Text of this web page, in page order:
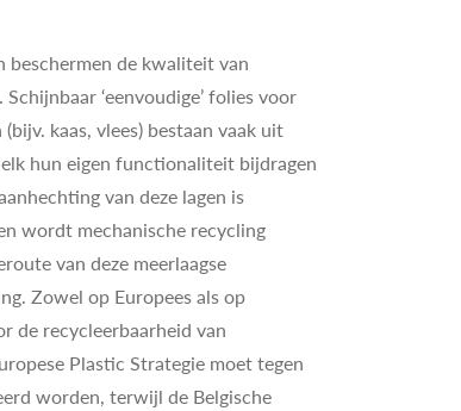
beschermen de kwaliteit van
‘eenvoudige’ folies voor
kaas, vlees) bestaan vaak uit
hun eigen functionaliteit bijdragen
van deze lagen is
wordt mechanische recycling
van deze meerlaagse
Zowel op Europees als op
de recycleerbaarheid van
Plastic Strategie moet tegen
worden, terwijl de Belgische